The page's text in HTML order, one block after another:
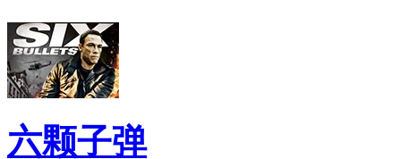
六颗子弹